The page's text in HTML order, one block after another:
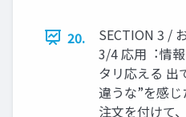
20.
SECTION 3 /
3/4 応⽤︓情
タリ応える 出
違うな”を感
注⽂を付けて